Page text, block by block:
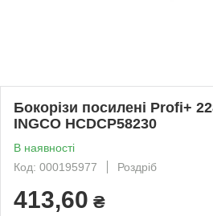
Бокорізи посилені Profi+
INGCO HCDCP58230
В наявності
Код: 000195977
Роздріб
413,60 ₴